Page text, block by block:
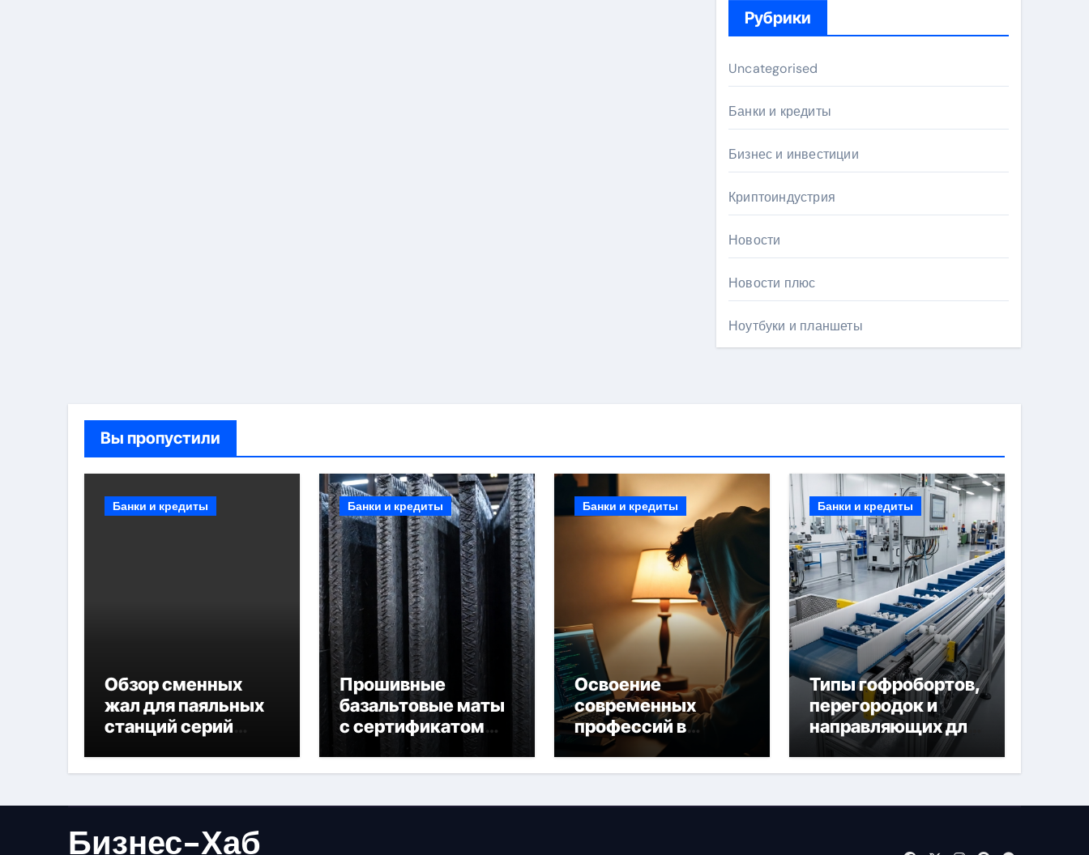
Рубрики
Uncategorised
Банки и кредиты
Бизнес и инвестиции
Криптоиндустрия
Новости
Новости плюс
Ноутбуки и планшеты
Вы пропустили
Банки и кредиты
Обзор сменных
жал для паяльных
станций серий
Банки и кредиты
Прошивные
базальтовые маты
с сертификатом
негорючести
Банки и кредиты
Освоение
современных
профессий в
онлайн-формате
Банки и кредиты
Типы гофробортов,
перегородок и
направляющих для
конвейерных лент
Бизнес-Хаб